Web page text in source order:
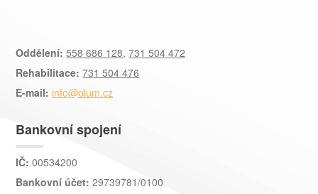
Oddělení: 558 686 128,731 504 472
Rehabilitace: 731 504 476
E-mail: info@olum.cz
Bankovní spojení
IČ: 00534200
Bankovní účet: 29739781/0100